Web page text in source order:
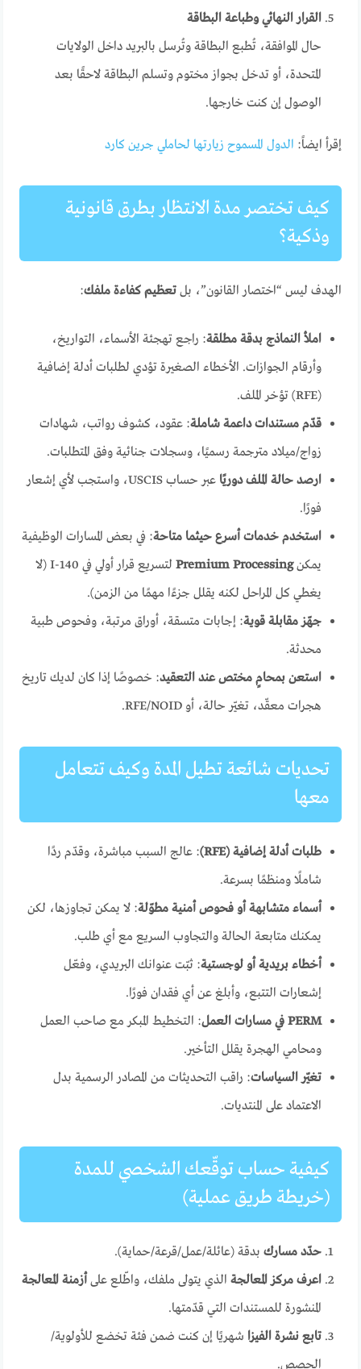
القرار النهائي وطباعة البطاقة
حال الموافقة، تُطبع البطاقة وتُرسل بالبريد داخل الولايات
المتحدة، أو تدخل بجواز مختوم وتسلم البطاقة لاحقًا بعد
الوصول إن كنت خارجها.
إقرأ ايضاً: الدول المسموح زيارتها لحاملي جرين كارد
كيف تختصر مدة الانتظار بطرق قانونية
وذكية؟
الهدف ليس “اختصار القانون”، بلتعظيم كفاءة ملفك:
املأ النماذج بدقة مطلقة: راجع تهجئة الأسماء، التواريخ،
وأرقام الجوازات. الأخطاء الصغيرة تؤدي لطلبات أدلة إضافية
(RFE) تؤخر الملف.
قدّم مستندات داعمة شاملة: عقود، كشوف رواتب، شهادات
زواج/ميلاد مترجمة رسميًا، وسجلات جنائية وفق المتطلبات.
ارصد حالة الملف دوريًا
عبر حساب USCIS، واستجب لأي إشعار
فورًا.
استخدم خدمات أسرع حيثما متاحة: في بعض المسارات الوظيفية
يمكنPremium Processing
لتسريع قرار أولي في I-140 (لا
يغطي كل المراحل لكنه يقلل جزءًا مهمًا من الزمن).
جهّز مقابلة قوية: إجابات متسقة، أوراق مرتبة، وفحوص طبية
محدثة.
استعن بمحامٍ مختص عند التعقيد: خصوصًا إذا كان لديك تاريخ
هجرات معقّد، تغيّر حالة، أو RFE/NOID.
تحديات شائعة تطيل المدة وكيف تتعامل
معها
طلبات أدلة إضافية (RFE)
: عالج السبب مباشرة، وقدّم ردًا
شاملًا ومنظمًا بسرعة.
أسماء متشابهة أو فحوص أمنية مطوّلة: لا يمكن تجاوزها، لكن
يمكنك متابعة الحالة والتجاوب السريع مع أي طلب.
أخطاء بريدية أو لوجستية: ثبّت عنوانك البريدي، وفعّل
إشعارات التتبع، وأبلغ عن أي فقدان فورًا.
PERM في مسارات العمل
: التخطيط المبكر مع صاحب العمل
ومحامي الهجرة يقلل التأخير.
تغيّر السياسات: راقب التحديثات من المصادر الرسمية بدل
الاعتماد على المنتديات.
كيفية حساب توقّعك الشخصي للمدة
(خريطة طريق عملية)
حدّد مسارك بدقة (عائلة/عمل/قرعة/حماية).
اعرف مركز المعالجة الذي يتولى ملفك، واطّلع علىأزمنة المعالجة
المنشورة للمستندات التي قدّمتها.
تابع نشرة الفيزا شهريًا إن كنت ضمن فئة تخضع للأولوية/
الحصص.